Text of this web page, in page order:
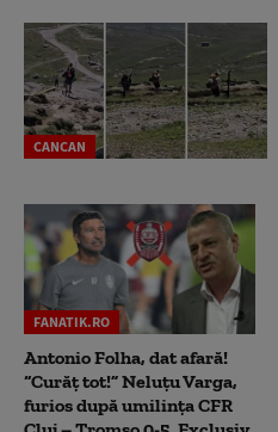
CANCAN
FANATIK.RO
Antonio Folha, dat afară!
“Curăț tot!” Neluțu Varga,
furios după umilința CFR